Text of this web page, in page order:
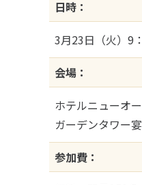
日時：
3月23日（火）9
会場：
ホテルニューオ
ガーデンタワー
参加費：